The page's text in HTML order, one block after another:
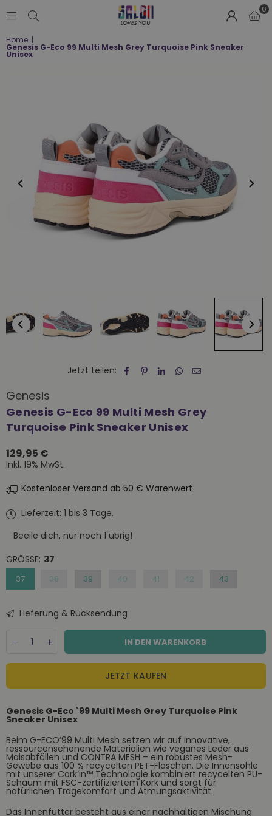
LOVES
YOU
0
Home |
Genesis G-Eco 99 Multi Mesh Grey Turquoise Pink Sneaker
Unisex
Jetzt teilen:
Genesis
Genesis G-Eco 99 Multi Mesh Grey
Turquoise Pink Sneaker Unisex
Normaler
Preis
129,95 €
Inkl. 19% MwSt.
Kostenloser Versand ab 50 € Warenwert
Lieferzeit: 1 bis 3 Tage.
Beeile dich, nur noch 1 übrig!
GRÖSSE: 37
37 38 39 40 41 42 43
Lieferung & Rücksendung
Decrease
for
Multi
Mesh
Grey
Turquoise
Pink
Sneaker
Unisex
Increase
quantity
for
Multi
Mesh
Grey
Turquoise
Pink
Sneaker
Unisex
IN DEN WARENKORB
JETZT KAUFEN
Genesis G-Eco `99 Multi Mesh Grey Turquoise Pink
Sneaker Unisex
Beim G-ECO’99 Multi Mesh setzen wir auf innovative,
ressourcenschonende Materialien wie veganes Leder aus
Maisabfällen und CONTRA MESH – ein robustes Mesh-
Gewebe aus 100 % recycelten PET-Flaschen. Die Innensohle
mit unserer Cork’in™ Technologie kombiniert recycelten PU-
Schaum mit FSC-zertifiziertem Kork und sorgt für
natürlichen Tragekomfort und Atmungsaktivität.
Das Innenfutter besteht aus einer nachhaltigen Mischung